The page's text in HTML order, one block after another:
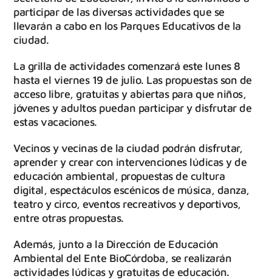
participar de las diversas actividades que se
llevarán a cabo en los Parques Educativos de la
ciudad.
La grilla de actividades comenzará este lunes 8
hasta el viernes 19 de julio. Las propuestas son de
acceso libre, gratuitas y abiertas para que niños,
jóvenes y adultos puedan participar y disfrutar de
estas vacaciones.
Vecinos y vecinas de la ciudad podrán disfrutar,
aprender y crear con intervenciones lúdicas y de
educación ambiental, propuestas de cultura
digital, espectáculos escénicos de música, danza,
teatro y circo, eventos recreativos y deportivos,
entre otras propuestas.
Además, junto a la Dirección de Educación
Ambiental del Ente BioCórdoba, se realizarán
actividades lúdicas y gratuitas de educación.